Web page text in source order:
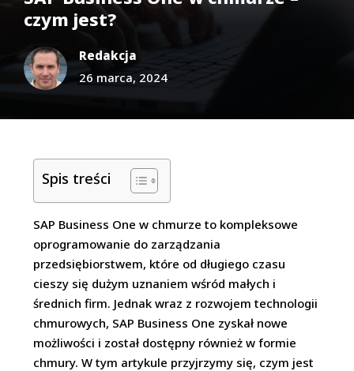
czym jest?
Redakcja
26 marca, 2024
Spis treści
SAP Business One w chmurze to kompleksowe
oprogramowanie do zarządzania
przedsiębiorstwem, które od długiego czasu
cieszy się dużym uznaniem wśród małych i
średnich firm. Jednak wraz z rozwojem technologii
chmurowych, SAP Business One zyskał nowe
możliwości i został dostępny również w formie
chmury. W tym artykule przyjrzymy się, czym jest